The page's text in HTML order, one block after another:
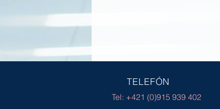
TELEFÓN
Tel: +421 (0)915 939 402